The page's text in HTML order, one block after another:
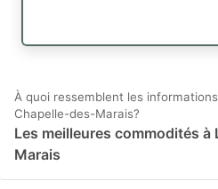
À quoi ressemblent les
Chapelle-des-Marais?
Les meilleures commodités à
Marais